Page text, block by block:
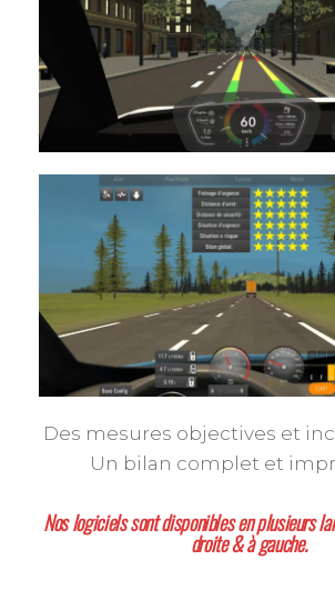
Des mesures objectives et
Un bilan complet et
Nos logiciels sont disponibles en plusieurs
droite & à gauche.